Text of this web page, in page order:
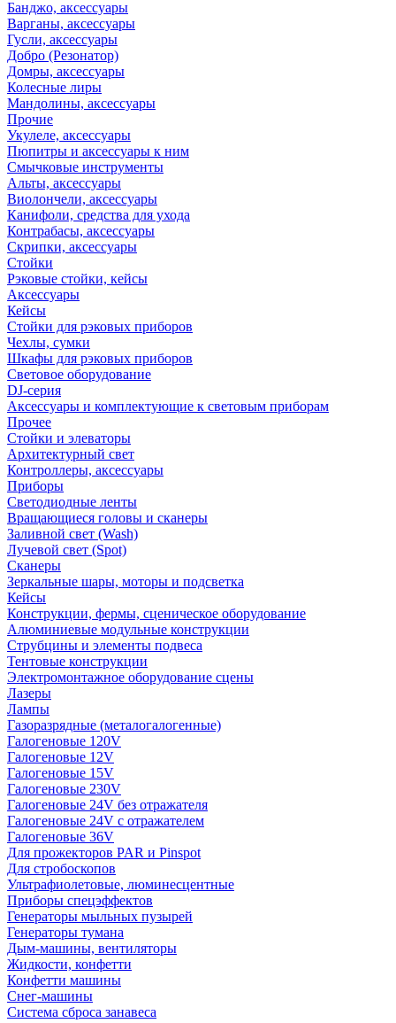
Банджо, аксессуары
Варганы, аксессуары
Гусли, аксессуары
Добро (Резонатор)
Домры, аксессуары
Колесные лиры
Мандолины, аксессуары
Прочие
Укулеле, аксессуары
Пюпитры и аксессуары к ним
Смычковые инструменты
Альты, аксессуары
Виолончели, аксессуары
Канифоли, средства для ухода
Контрабасы, аксессуары
Скрипки, аксессуары
Стойки
Рэковые стойки, кейсы
Аксессуары
Кейсы
Стойки для рэковых приборов
Чехлы, сумки
Шкафы для рэковых приборов
Световое оборудование
DJ-серия
Аксессуары и комплектующие к световым приборам
Прочее
Стойки и элеваторы
Архитектурный свет
Контроллеры, аксессуары
Приборы
Светодиодные ленты
Вращающиеся головы и сканеры
Заливной свет (Wash)
Лучевой свет (Spot)
Сканеры
Зеркальные шары, моторы и подсветка
Кейсы
Конструкции, фермы, сценическое оборудование
Алюминиевые модульные конструкции
Струбцины и элементы подвеса
Тентовые конструкции
Электромонтажное оборудование сцены
Лазеры
Лампы
Газоразрядные (металогалогенные)
Галогеновые 120V
Галогеновые 12V
Галогеновые 15V
Галогеновые 230V
Галогеновые 24V без отражателя
Галогеновые 24V с отражателем
Галогеновые 36V
Для прожекторов PAR и Pinspot
Для стробоскопов
Ультрафиолетовые, люминесцентные
Приборы спецэффектов
Генераторы мыльных пузырей
Генераторы тумана
Дым-машины, вентиляторы
Жидкости, конфетти
Конфетти машины
Снег-машины
Система сброса занавеса